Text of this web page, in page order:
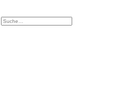
Erweiterte Suche